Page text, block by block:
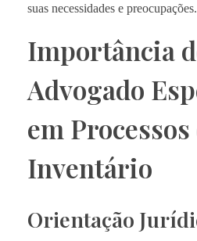
suas necessidades e preocupações.
Importância
Advogado
em Processos
Inventário
Orientação